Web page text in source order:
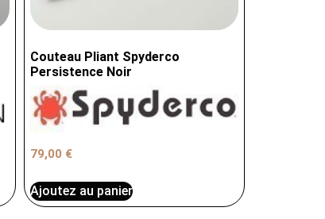
Couteau Pliant Spyderco
Persistence Noir
79,00 €
Ajoutez au panier